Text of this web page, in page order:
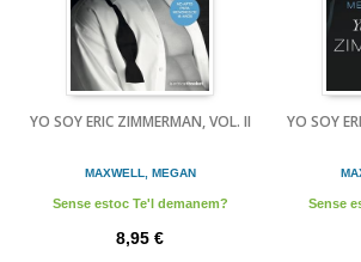
YO SOY ERIC ZIMMERMAN, VOL. II
MAXWELL, MEGAN
Sense estoc Te'l demanem?
8,95 €
YO SOY
Sense